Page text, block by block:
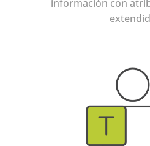
información con